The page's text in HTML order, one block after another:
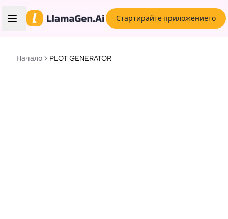
Стартирайте приложението
Начало PLOT GENERATOR